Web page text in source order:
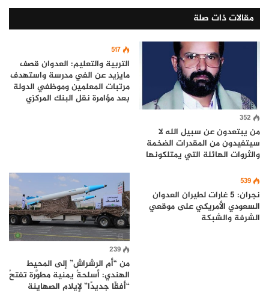
مقالات ذات صلة
352
من يبتعدون عن سبيل الله لا
سيتفيدون من المقدرات الضخمة
والثروات الهائلة التي يمتلكونها
517
التربية والتعليم: العدوان قصف
مايزيد عن الفي مدرسة واستهدف
مرتبات المعلمين وموظفي الدولة
بعد مؤامرة نقل البنك المركزي
539
نجران: 5 غارات لطيران العدوان
السعودي الأمريكي على موقعي
الشرفة والشبكة
239
من “أم الرشراش” إلى المحيط
الهندي: أسلحةٌ يمنية مطوَّرة تفتحُ
“أفقًا جديدًا” لإيلام الصهاينة